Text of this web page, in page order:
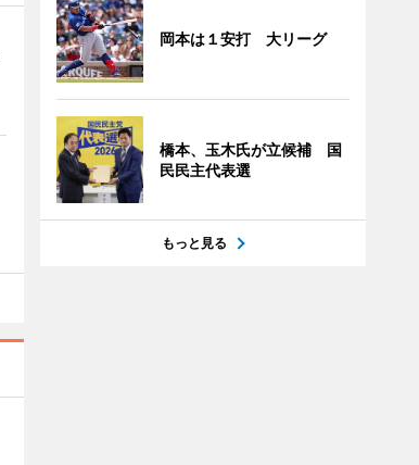
岡本は１安打 大リーグ
橋本、玉木氏が立候補 国
民民主代表選
もっと見る